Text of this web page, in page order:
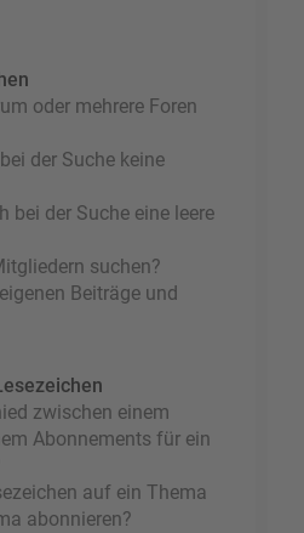
oder mehrere Foren
der Suche keine
bei der Suche eine leere
suchen?
Beiträge und
zwischen einem
Abonnements für ein
auf ein Thema
abonnieren?